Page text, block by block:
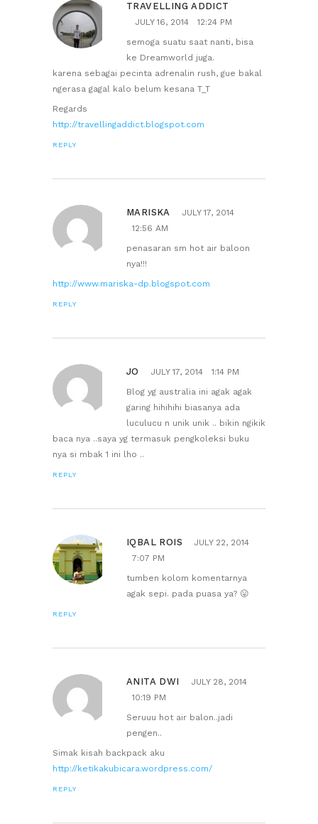
TRAVELLING ADDICT
JULY 16, 2014
12:24 PM
semoga suatu saat nanti, bisa
ke Dreamworld juga.
karena sebagai pecinta adrenalin rush, gue bakal
ngerasa gagal kalo belum kesana T_T
Regards
http://travellingaddict.blogspot.com
REPLY
MARISKA
JULY 17, 2014
12:56 AM
penasaran sm hot air baloon
nya!!!
http://www.mariska-dp.blogspot.com
REPLY
JO JULY 17, 2014
1:14 PM
Blog yg australia ini agak agak
garing hihihihi biasanya ada
luculucu n unik unik .. bikin ngikik
baca nya ..saya yg termasuk pengkoleksi buku
nya si mbak 1 ini lho ..
REPLY
IQBAL ROIS
JULY 22, 2014
7:07 PM
tumben kolom komentarnya
agak sepi. pada puasa ya? 😛
REPLY
ANITA DWI
JULY 28, 2014
10:19 PM
Seruuu hot air balon..jadi
pengen..
Simak kisah backpack aku
http://ketikakubicara.wordpress.com/
REPLY